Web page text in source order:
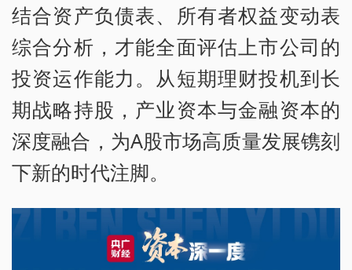
结合资产负债表、所有者权益变动表
综合分析，才能全面评估上市公司的
投资运作能力。从短期理财投机到长
期战略持股，产业资本与金融资本的
深度融合，为A股市场高质量发展镌刻
下新的时代注脚。